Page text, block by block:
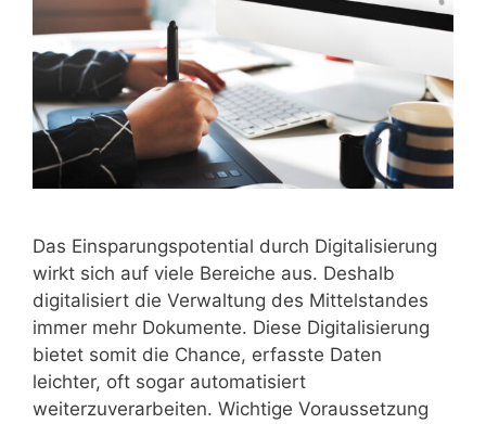
Das Einsparungspotential durch Digitalisierung
wirkt sich auf viele Bereiche aus. Deshalb
digitalisiert die Verwaltung des Mittelstandes
immer mehr Dokumente. Diese Digitalisierung
bietet somit die Chance, erfasste Daten
leichter, oft sogar automatisiert
weiterzuverarbeiten. Wichtige Voraussetzung